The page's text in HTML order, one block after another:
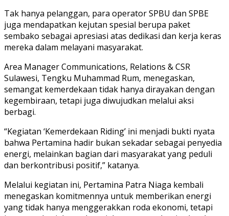
Tak hanya pelanggan, para operator SPBU dan SPBE
juga mendapatkan kejutan spesial berupa paket
sembako sebagai apresiasi atas dedikasi dan kerja keras
mereka dalam melayani masyarakat.
Area Manager Communications, Relations & CSR
Sulawesi, Tengku Muhammad Rum, menegaskan,
semangat kemerdekaan tidak hanya dirayakan dengan
kegembiraan, tetapi juga diwujudkan melalui aksi
berbagi.
“Kegiatan ‘Kemerdekaan Riding’ ini menjadi bukti nyata
bahwa Pertamina hadir bukan sekadar sebagai penyedia
energi, melainkan bagian dari masyarakat yang peduli
dan berkontribusi positif,” katanya.
Melalui kegiatan ini, Pertamina Patra Niaga kembali
menegaskan komitmennya untuk memberikan energi
yang tidak hanya menggerakkan roda ekonomi, tetapi